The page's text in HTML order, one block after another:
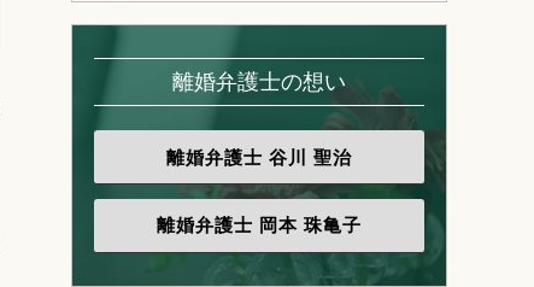
離婚弁護士の想い
離婚弁護士 谷川 聖治
離婚弁護士 岡本 珠亀子